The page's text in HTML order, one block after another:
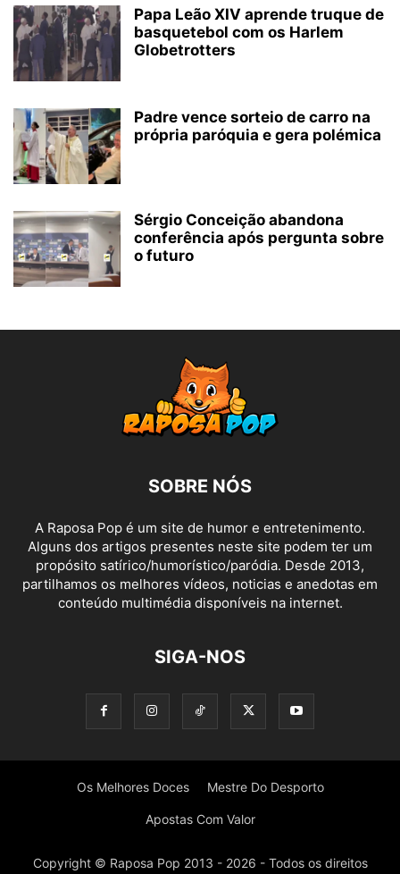
Papa Leão XIV aprende truque de
basquetebol com os Harlem
Globetrotters
Padre vence sorteio de carro na
própria paróquia e gera polémica
Sérgio Conceição abandona
conferência após pergunta sobre
o futuro
SOBRE NÓS
A Raposa Pop é um site de humor e entretenimento.
Alguns dos artigos presentes neste site podem ter um
propósito satírico/humorístico/paródia. Desde 2013,
partilhamos os melhores vídeos, noticias e anedotas em
conteúdo multimédia disponíveis na internet.
SIGA-NOS
Os Melhores Doces Mestre Do Desporto
Apostas Com Valor
Copyright © Raposa Pop 2013 - 2026 - Todos os direitos